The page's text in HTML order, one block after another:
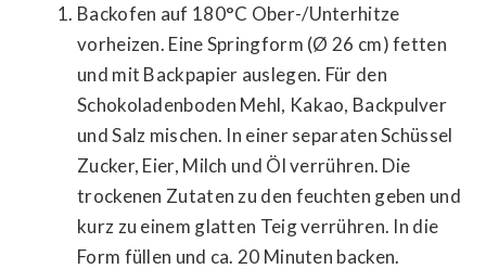
Backofen auf 180°C Ober-/Unterhitze
vorheizen. Eine Springform (Ø 26 cm) fetten
und mit Backpapier auslegen. Für den
Schokoladenboden Mehl, Kakao, Backpulver
und Salz mischen. In einer separaten Schüssel
Zucker, Eier, Milch und Öl verrühren. Die
trockenen Zutaten zu den feuchten geben und
kurz zu einem glatten Teig verrühren. In die
Form füllen und ca. 20 Minuten backen.